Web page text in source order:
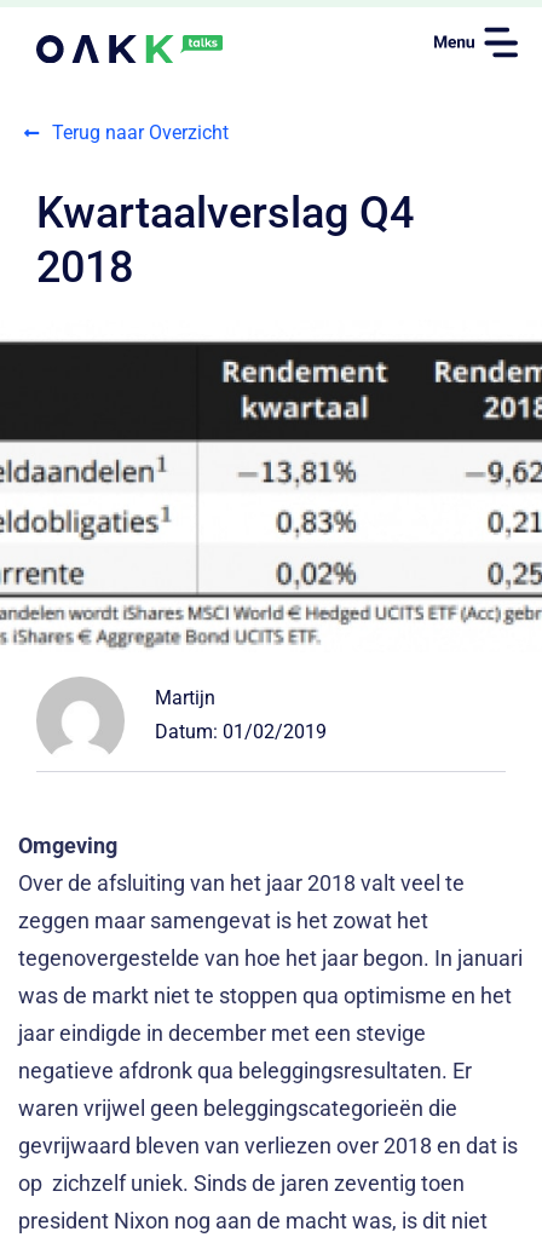
Terug naar Overzicht
Kwartaalverslag Q4
2018
Martijn
Datum: 01/02/2019
Omgeving
Over de afsluiting van het jaar 2018 valt veel te
zeggen maar samengevat is het zowat het
tegenovergestelde van hoe het jaar begon. In januari
was de markt niet te stoppen qua optimisme en het
jaar eindigde in december met een stevige
negatieve afdronk qua beleggingsresultaten. Er
waren vrijwel geen beleggingscategorieën die
gevrijwaard bleven van verliezen over 2018 en dat is
op zichzelf uniek. Sinds de jaren zeventig toen
president Nixon nog aan de macht was, is dit niet